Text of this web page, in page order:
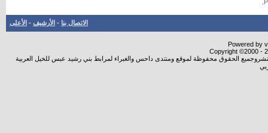
الاتصال بنا - الأرشيف - الأعلى
Powered by
Copyright ©2000 -
الحقوق محفوظة لموقع ومنتدى داحس والغبراء لمرابط بني رشيد عبس للخيل العربية